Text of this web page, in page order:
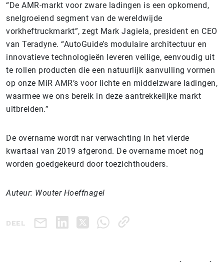
“De AMR-markt voor zware ladingen is een opkomend,
snelgroeiend segment van de wereldwijde
vorkheftruckmarkt”, zegt Mark Jagiela, president en CEO
van Teradyne. “AutoGuide’s modulaire architectuur en
innovatieve technologieën leveren veilige, eenvoudig uit
te rollen producten die een natuurlijk aanvulling vormen
op onze MiR AMR’s voor lichte en middelzware ladingen,
waarmee we ons bereik in deze aantrekkelijke markt
uitbreiden.”
De overname wordt nar verwachting in het vierde
kwartaal van 2019 afgerond. De overname moet nog
worden goedgekeurd door toezichthouders.
Auteur: Wouter Hoeffnagel
DEEL